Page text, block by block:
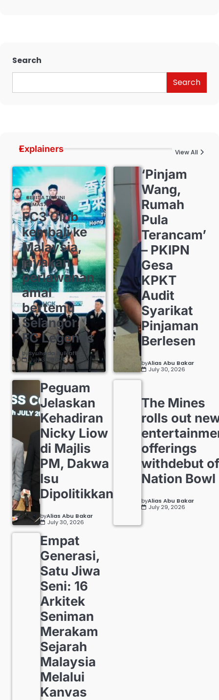
Search
Search
Explainers View All
BERITA TERKINI
SEMASA
FC3 Club
kembali ke
Malaysia,
jayakan
perlawanan
amal
bertemu
Selangor
FC Legends
bySyuhada Zulkafli
July 30, 2026
‘Pinjam
Wang,
Rumah
Pula
Terancam’
– PKIPN
Gesa
KPKT
Audit
Syarikat
Pinjaman
Berlesen
byAlias Abu Bakar
July 30, 2026
Peguam
Jelaskan
Kehadiran
Nicky Liow
di Majlis
PM, Dakwa
Isu
Dipolitikkan
byAlias Abu Bakar
July 30, 2026
The Mines
rolls out
offerings
withdebut
Nation Bowl
byAlias Abu Bakar
July 29, 2026
Empat
Generasi,
Satu Jiwa
Seni: 16
Arkitek
Seniman
Merakam
Sejarah
Malaysia
Melalui
Kanvas